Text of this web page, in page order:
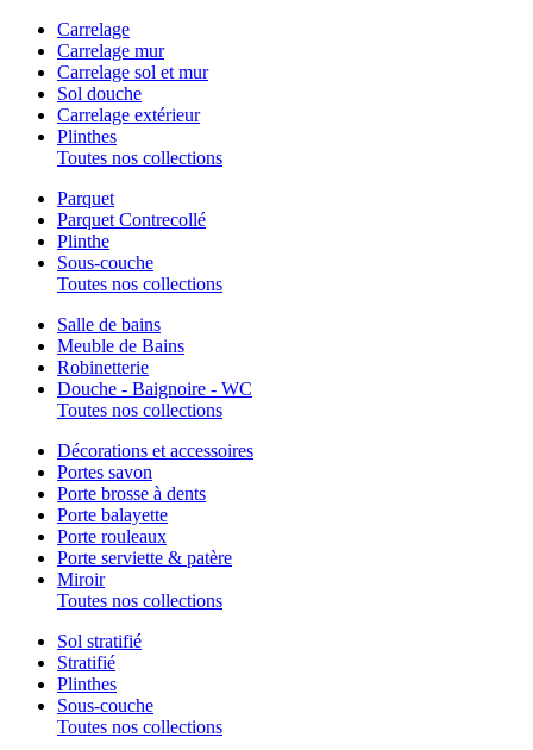
Carrelage
Carrelage mur
Carrelage sol et mur
Sol douche
Carrelage extérieur
Plinthes
Toutes nos collections
Parquet
Parquet Contrecollé
Plinthe
Sous-couche
Toutes nos collections
Salle de bains
Meuble de Bains
Robinetterie
Douche - Baignoire - WC
Toutes nos collections
Décorations et accessoires
Portes savon
Porte brosse à dents
Porte balayette
Porte rouleaux
Porte serviette & patère
Miroir
Toutes nos collections
Sol stratifié
Stratifié
Plinthes
Sous-couche
Toutes nos collections